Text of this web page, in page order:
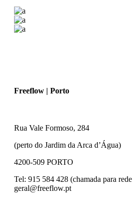
Freeflow | Porto
Rua Vale Formoso, 284
(perto do Jardim da Arca d’Água)
4200-509 PORTO
Tel: 915 584 428 (chamada para
geral@freeflow.pt